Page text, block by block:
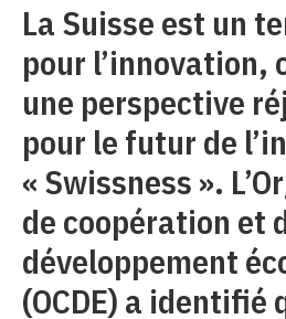
La Suisse est un
pour l’innovation,
une perspective
pour le futur de
« Swissness ».
de coopération et
développement
(OCDE) a identifié